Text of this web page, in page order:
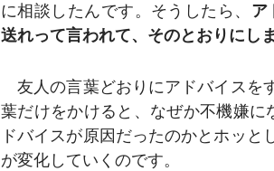
に相談したんです。そうしたら、 ア
送れって言われて、そのとおりにし
友人の言葉どおりにアドバイスを
葉だけをかけると、なぜか不機嫌
ドバイスが原因だったのかとホッ
が変化していくのです。